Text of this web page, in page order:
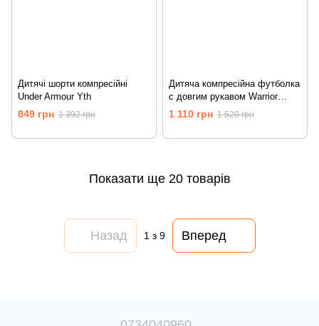
Дитячі шорти компресійні
Under Armour Yth
849 грн 1 392 грн
Дитяча компресійна футболка
с довгим рукавом Warrior
Covert LS Yth
1 110 грн 1 520 грн
Показати ще 20 товарів
Назад 1з 9 Вперед